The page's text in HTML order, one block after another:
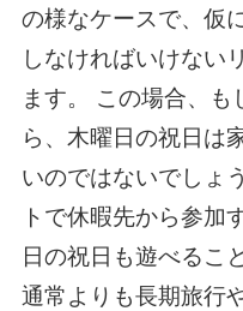
の様なケースで、仮
しなければいけない
ます。 この場合、
ら、木曜日の祝日は
いのではないでしょ
トで休暇先から参加
日の祝日も遊べるこ
通常よりも長期旅行